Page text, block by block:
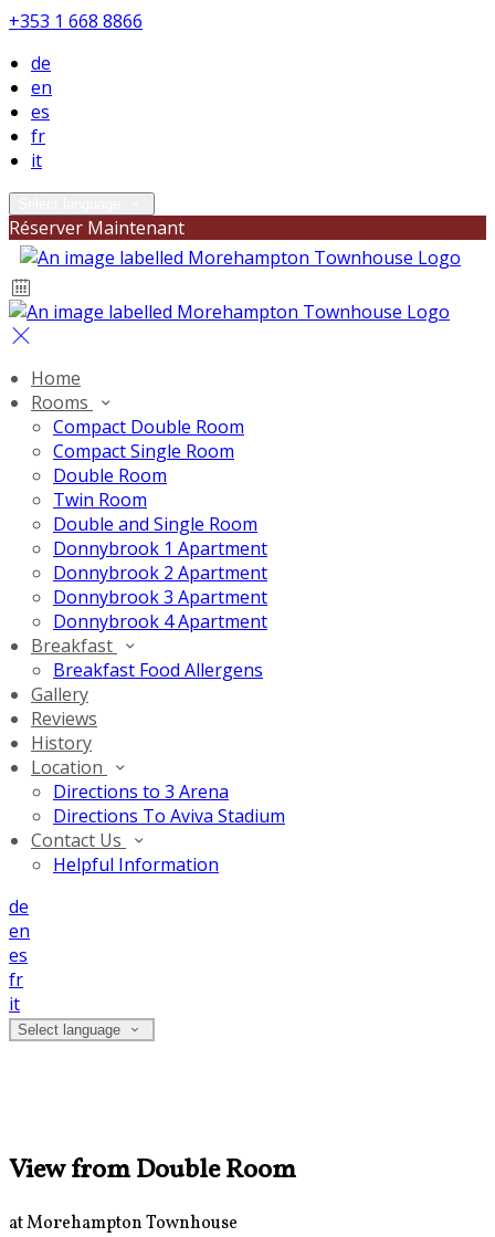
+353 1 668 8866
de
en
es
fr
it
Réserver Maintenant
Home
Rooms
Compact Double Room
Compact Single Room
Double Room
Twin Room
Double and Single Room
Donnybrook 1 Apartment
Donnybrook 2 Apartment
Donnybrook 3 Apartment
Donnybrook 4 Apartment
Breakfast
Breakfast Food Allergens
Gallery
Reviews
History
Location
Directions to 3 Arena
Directions To Aviva Stadium
Contact Us
Helpful Information
de
en
es
fr
it
Select language
View from Double Room
at Morehampton Townhouse